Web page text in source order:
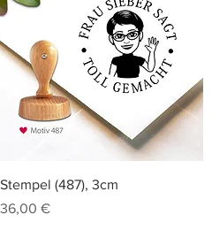
Stempel (487), 3cm
Preis
36,00 €